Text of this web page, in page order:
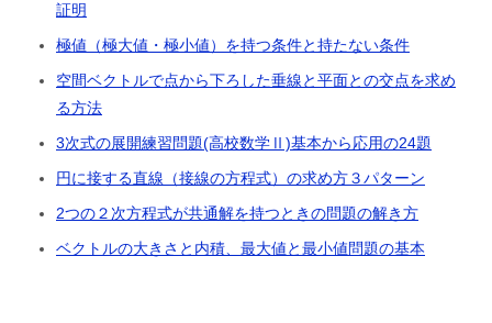
証明
極値（極大値・極小値）を持つ条件と持たない条件
空間ベクトルで点から下ろした垂線と平面との交点を求め
る方法
3次式の展開練習問題(高校数学Ⅱ)基本から応用の24題
円に接する直線（接線の方程式）の求め方３パターン
2つの２次方程式が共通解を持つときの問題の解き方
ベクトルの大きさと内積、最大値と最小値問題の基本